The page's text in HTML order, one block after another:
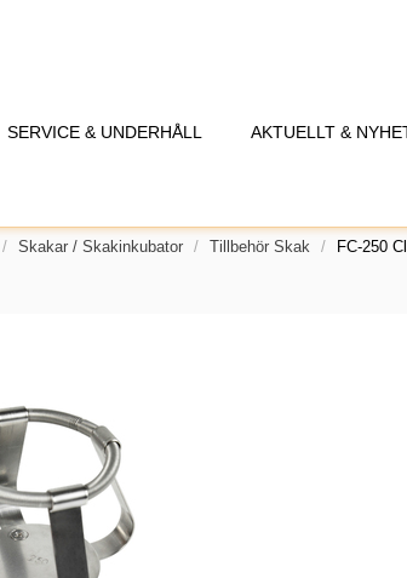
SERVICE & UNDERHÅLL AKTUELLT &
Skakar / Skakinkubator Tillbehör Skak FC-250